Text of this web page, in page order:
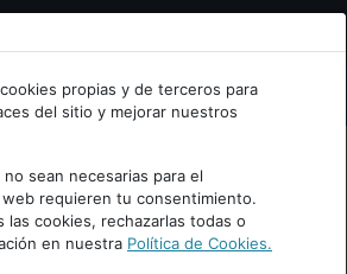
con tu email.
propias y de terceros para
del sitio y mejorar nuestros
sean necesarias para el
requieren tu consentimiento.
las cookies, rechazarlas todas o
en nuestra Política de Cookies.